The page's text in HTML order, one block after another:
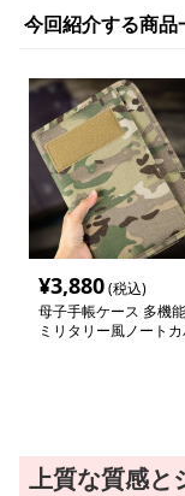
今回紹介する商品
¥3,880(税込)
母子手帳ケース 多機能
ミリタリー風ノート
上質な質感と